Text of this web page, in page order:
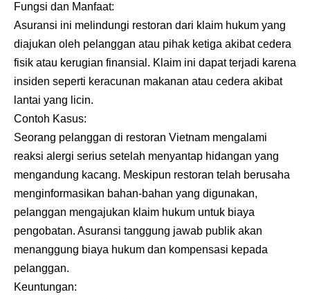
Fungsi dan Manfaat:
Asuransi ini melindungi restoran dari klaim hukum yang
diajukan oleh pelanggan atau pihak ketiga akibat cedera
fisik atau kerugian finansial. Klaim ini dapat terjadi karena
insiden seperti keracunan makanan atau cedera akibat
lantai yang licin.
Contoh Kasus:
Seorang pelanggan di restoran Vietnam mengalami
reaksi alergi serius setelah menyantap hidangan yang
mengandung kacang. Meskipun restoran telah berusaha
menginformasikan bahan-bahan yang digunakan,
pelanggan mengajukan klaim hukum untuk biaya
pengobatan. Asuransi tanggung jawab publik akan
menanggung biaya hukum dan kompensasi kepada
pelanggan.
Keuntungan: